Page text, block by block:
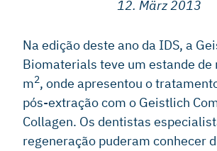
12. März 2013
Na edição deste ano da IDS, a
Biomaterials teve um estande de
m2, onde apresentou o
pós-extração com o Geistlich
Collagen. Os dentistas
regeneração puderam conhecer